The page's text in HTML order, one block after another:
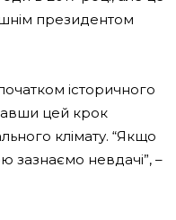
президентом
історичного
цей крок
клімату. “Якщо
зазнаємо невдачі”, –